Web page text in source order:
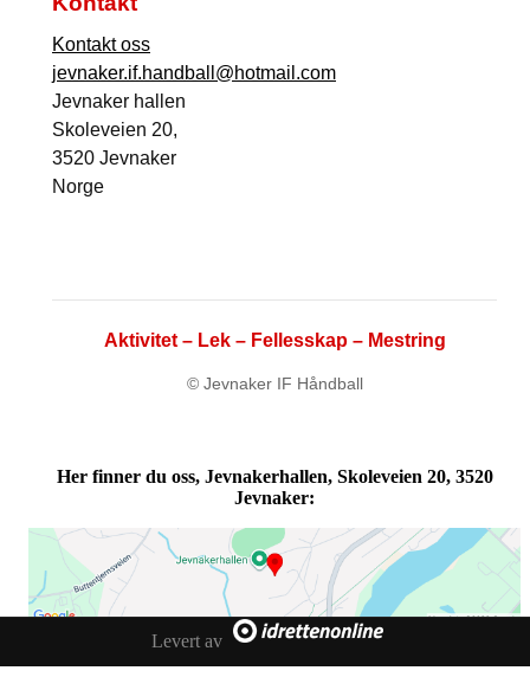
Kontakt oss
jevnaker.if.handball@hotmail.com
Jevnaker hallen
Skoleveien 20,
3520 Jevnaker
Norge
Aktivitet – Lek – Fellesskap – Mestring
© Jevnaker IF Håndball
Her finner du oss, Jevnakerhallen, Skoleveien 20, 3520
Jevnaker:
Levert av